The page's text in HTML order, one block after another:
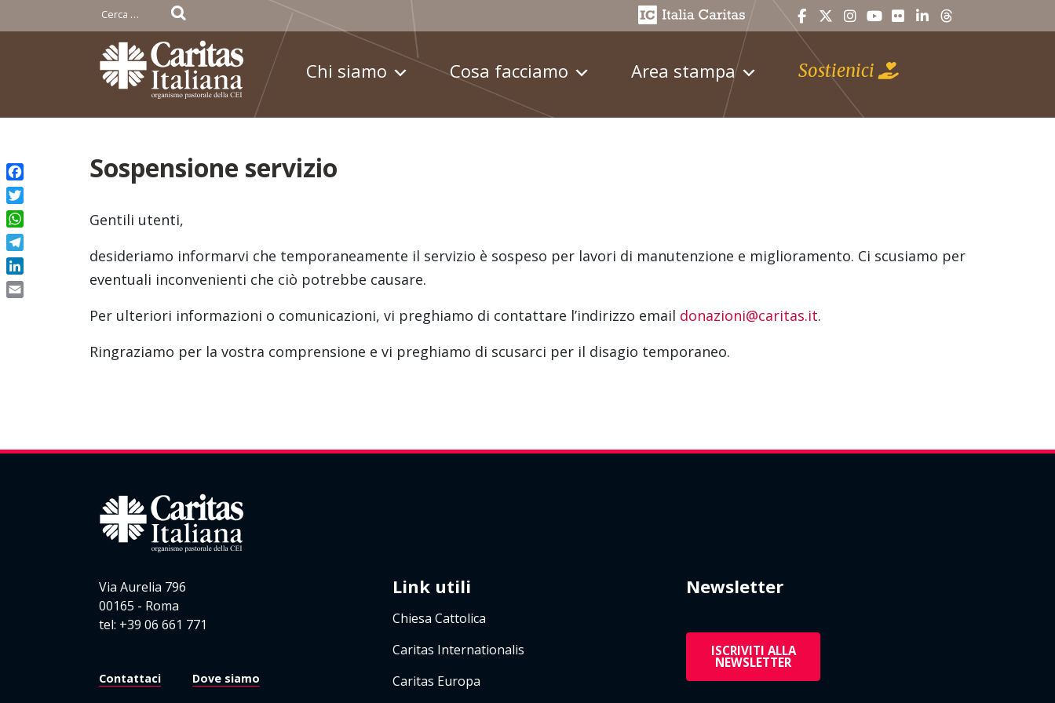
Skip
to
content
Ricerca
per:
Chi siamo Cosa facciamo Area stampa Sostienici
Sospensione servizio
Gentili utenti,
desideriamo informarvi che temporaneamente il servizio è sospeso per lavori di manutenzione e miglioramento. Ci scusiamo per
eventuali inconvenienti che ciò potrebbe causare.
Per ulteriori informazioni o comunicazioni, vi preghiamo di contattare l’indirizzo email donazioni@caritas.it.
Ringraziamo per la vostra comprensione e vi preghiamo di scusarci per il disagio temporaneo.
Via Aurelia 796
00165 - Roma
tel: +39 06 661 771
Contattaci Dove siamo
Link utili
Chiesa Cattolica
Caritas Internationalis
Caritas Europa
Newsletter
ISCRIVITI ALLA
NEWSLETTER
Facebook
Twitter
WhatsApp
Telegram
LinkedIn